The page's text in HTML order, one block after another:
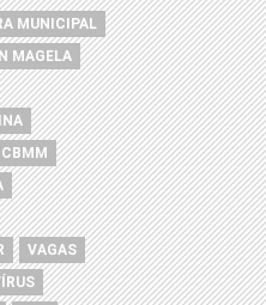
MUNICIPAL
MAGELA
CBMM
VAGAS